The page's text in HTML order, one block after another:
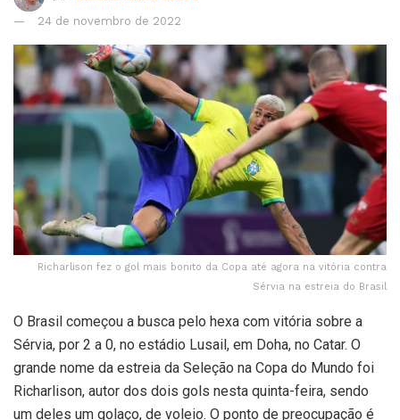
24 de novembro de 2022
Richarlison fez o gol mais bonito da Copa até agora na vitória contra
Sérvia na estreia do Brasil
O Brasil começou a busca pelo hexa com vitória sobre a
Sérvia, por 2 a 0, no estádio Lusail, em Doha, no Catar. O
grande nome da estreia da Seleção na Copa do Mundo foi
Richarlison, autor dos dois gols nesta quinta-feira, sendo
um deles um golaço, de voleio. O ponto de preocupação é